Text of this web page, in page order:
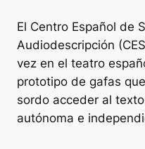
El Centro Español de
Audiodescripción
vez en el teatro
prototipo de gafas
sordo acceder al
autónoma e